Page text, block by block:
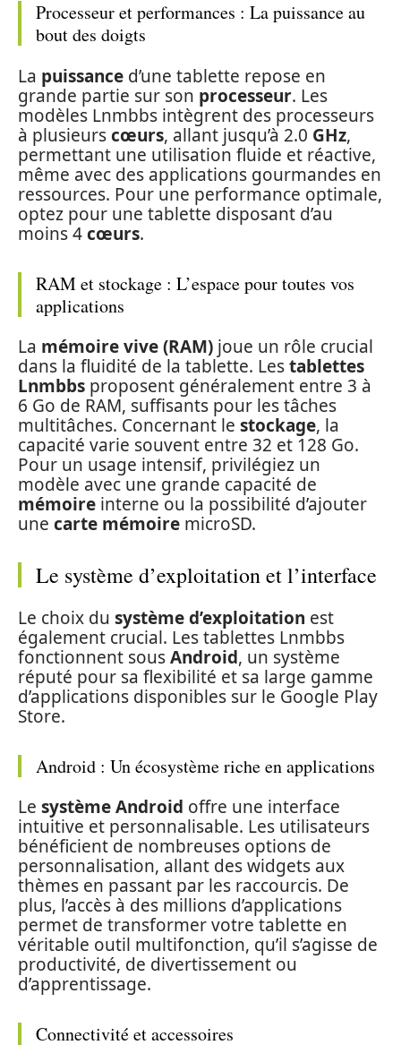
Processeur et performances : La puissance au
bout des doigts
La puissance d’une tablette repose en
grande partie sur son processeur. Les
modèles Lnmbbs intègrent des processeurs
à plusieurscœurs, allant jusqu’à 2.0 GHz,
permettant une utilisation fluide et réactive,
même avec des applications gourmandes en
ressources. Pour une performance optimale,
optez pour une tablette disposant d’au
moins 4cœurs.
RAM et stockage : L’espace pour toutes vos
applications
La mémoire vive (RAM) joue un rôle crucial
dans la fluidité de la tablette. Lestablettes
Lnmbbs proposent généralement entre 3 à
6 Go de RAM, suffisants pour les tâches
multitâches. Concernant le stockage, la
capacité varie souvent entre 32 et 128 Go.
Pour un usage intensif, privilégiez un
modèle avec une grande capacité de
mémoire interne ou la possibilité d’ajouter
une carte mémoire microSD.
Le système d’exploitation et l’interface
Le choix du système d’exploitation est
également crucial. Les tablettes Lnmbbs
fonctionnent sousAndroid, un système
réputé pour sa flexibilité et sa large gamme
d’applications disponibles sur le Google Play
Store.
Android : Un écosystème riche en applications
Le système Android offre une interface
intuitive et personnalisable. Les utilisateurs
bénéficient de nombreuses options de
personnalisation, allant des widgets aux
thèmes en passant par les raccourcis. De
plus, l’accès à des millions d’applications
permet de transformer votre tablette en
véritable outil multifonction, qu’il s’agisse de
productivité, de divertissement ou
d’apprentissage.
Connectivité et accessoires